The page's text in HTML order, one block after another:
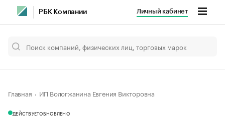
РБК Компании Личный кабинет
Главная ИП Вологжанина Евгения Викторовна
ДЕЙСТВУЕТОБНОВЛЕНО